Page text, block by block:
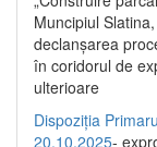
Muncipiul
declanşarea
în coridorul de
ulterioare
Dispoziția
20.10.2025-